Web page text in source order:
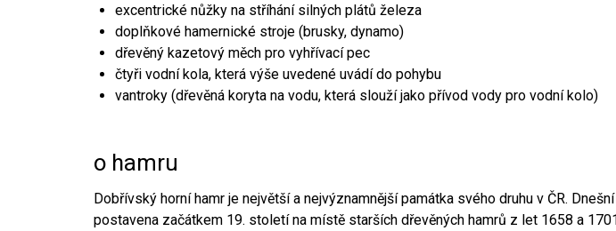
excentrické nůžky na stříhání silných plátů železa
doplňkové hamernické stroje (brusky, dynamo)
dřevěný kazetový měch pro vyhřívací pec
čtyři vodní kola, která výše uvedené uvádí do pohybu
vantroky (dřevěná koryta na vodu, která slouží jako přívod vody pro vodní kolo)
o hamru
Dobřívský horní hamr je největší a nejvýznamnější památka svého druhu v ČR.
postavena začátkem 19. století na místě starších dřevěných hamrů z let 1658 a